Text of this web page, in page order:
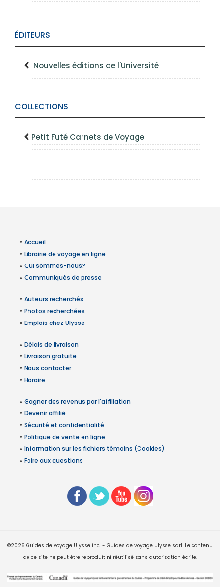
ÉDITEURS
Nouvelles éditions de l'Université
COLLECTIONS
Petit Futé Carnets de Voyage
» Accueil
» Librairie de voyage en ligne
» Qui sommes-nous?
» Communiqués de presse
» Auteurs recherchés
» Photos recherchées
» Emplois chez Ulysse
» Délais de livraison
» Livraison gratuite
» Nous contacter
» Horaire
» Gagner des revenus par l'affiliation
» Devenir affilié
» Sécurité et confidentialité
» Politique de vente en ligne
» Information sur les fichiers témoins (Cookies)
» Foire aux questions
©2026 Guides de voyage Ulysse inc. - Guides de voyage Ulysse sarl. Le contenu
de ce site ne peut être reproduit ni réutilisé sans autorisation écrite.